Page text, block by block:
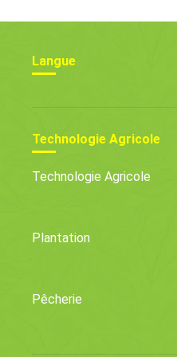
Langue
Technologie Agricole
Technologie Agricole
Plantation
Pêcherie